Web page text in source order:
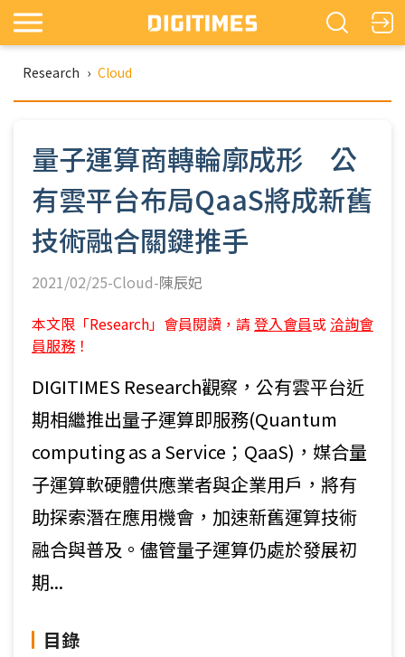
Research › Cloud
量子運算商轉輪廓成形 公
有雲平台布局QaaS將成新舊
技術融合關鍵推手
2021/02/25-Cloud-陳辰妃
本文限「Research」會員閱讀，請 登入會員或 洽詢會
員服務 ！
DIGITIMES Research觀察，公有雲平台近
期相繼推出量子運算即服務(Quantum
computing as a Service；QaaS)，媒合量
子運算軟硬體供應業者與企業用戶，將有
助探索潛在應用機會，加速新舊運算技術
融合與普及。儘管量子運算仍處於發展初
期...
目錄